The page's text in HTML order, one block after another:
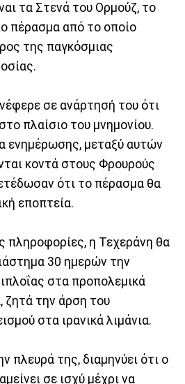
τα Στενά του Ορμούζ, το
πέρασμα από το οποίο
της παγκόσμιας
σε ανάρτησή του ότι
πλαίσιο του μνημονίου.
ενημέρωσης, μεταξύ αυτών
κοντά στους Φρουρούς
ότι το πέρασμα θα
εποπτεία.
πληροφορίες, η Τεχεράνη θα
30 ημερών την
στα προπολεμικά
ζητά την άρση του
στα ιρανικά λιμάνια.
πλευρά της, διαμηνύει ότι ο
σε ισχύ μέχρι να